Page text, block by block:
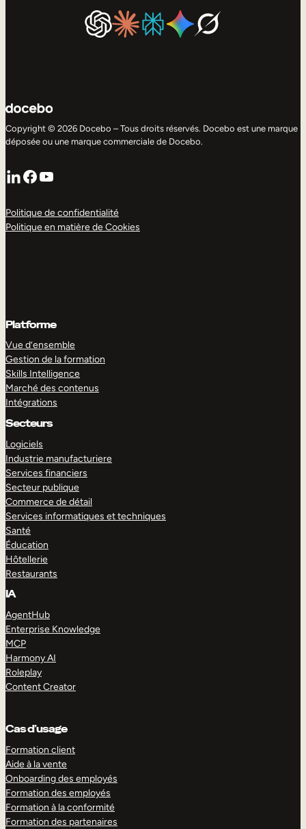
Copyright © 2026 Docebo – Tous droits réservés. Docebo est une marque
déposée ou une marque commerciale de Docebo.
LinkedIn
Facebook
YouTube
Politique de confidentialité
Politique en matière de Cookies
Platforme
Vue d’ensemble
Gestion de la formation
Skills Intelligence
Marché des contenus
Intégrations
Secteurs
Logiciels
Industrie manufacturiere
Services financiers
Secteur publique
Commerce de détail
Services informatiques et techniques
Santé
Éducation
Hôtellerie
Restaurants
IA
AgentHub
Enterprise Knowledge
MCP
Harmony AI
Roleplay
Content Creator
Cas d’usage
Formation client
Aide à la vente
Onboarding des employés
Formation des employés
Formation à la conformité
Formation des partenaires